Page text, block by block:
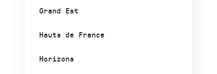
Grand Est
Hauts de France
Horizons